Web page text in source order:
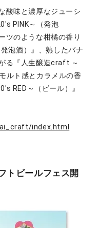
酸味と濃厚なジューシ
PINK～（発泡
ツのような柑橘の香り
泡酒）』、熟したバナ
る『人生醸造craft ～
ルト感とカラメルの香
RED～（ビール）』
index.html
トビールフェス開